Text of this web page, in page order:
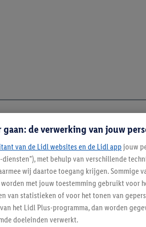
de verwerking van jouw
van de Lidl websites en de Lidl app jouw
met behulp van verschillende
wij daartoe toegang krijgen. Sommige
met jouw toestemming gebruikt voor
van statistieken of voor het tonen van
het Lidl Plus-programma, dan worden
doeleinden verwerkt.